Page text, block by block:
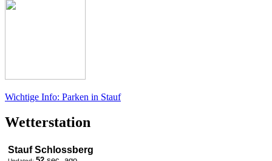
Wichtige Info: Parken in Stauf
Wetterstation